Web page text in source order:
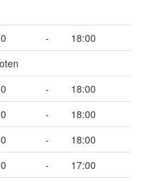
-
18:00
-
18:00
-
18:00
-
18:00
-
17:00